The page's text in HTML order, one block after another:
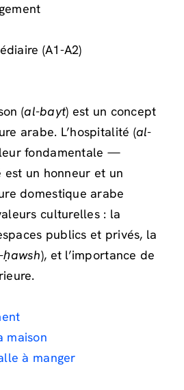
(A1-A2)
(al-bayt) est un concept
arabe. L’hospitalité (al-
fondamentale —
un honneur et un
domestique arabe
culturelles : la
publics et privés, la
), et l’importance de
maison
à manger